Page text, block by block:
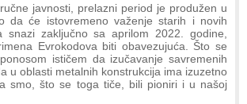
javnosti, prelazni period je produžen u
da će istovremeno važenje starih i novih
snazi zaključno sa aprilom 2022. godine,
Evrokodova biti obavezujuća. Što se
ističem da izučavanje savremenih
u oblasti metalnih konstrukcija ima izuzetno
smo, što se toga tiče, bili pioniri i u našoj